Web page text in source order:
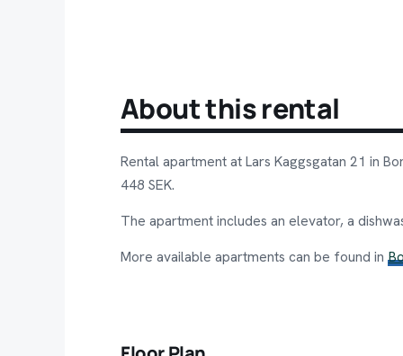
About this rental
Rental apartment at Lars Kaggsgatan 21 in
448 SEK.
The apartment includes an elevator, a
More available apartments can be found in